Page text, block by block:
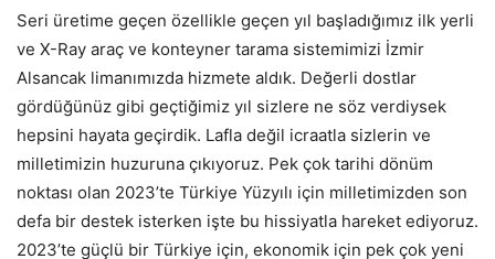
Seri üretime geçen özellikle geçen yıl başladığımız ilk yerli
ve X-Ray araç ve konteyner tarama sistemimizi İzmir
Alsancak limanımızda hizmete aldık. Değerli dostlar
gördüğünüz gibi geçtiğimiz yıl sizlere ne söz verdiysek
hepsini hayata geçirdik. Lafla değil icraatla sizlerin ve
milletimizin huzuruna çıkıyoruz. Pek çok tarihi dönüm
noktası olan 2023’te Türkiye Yüzyılı için milletimizden son
defa bir destek isterken işte bu hissiyatla hareket ediyoruz.
2023’te güçlü bir Türkiye için, ekonomik için pek çok yeni